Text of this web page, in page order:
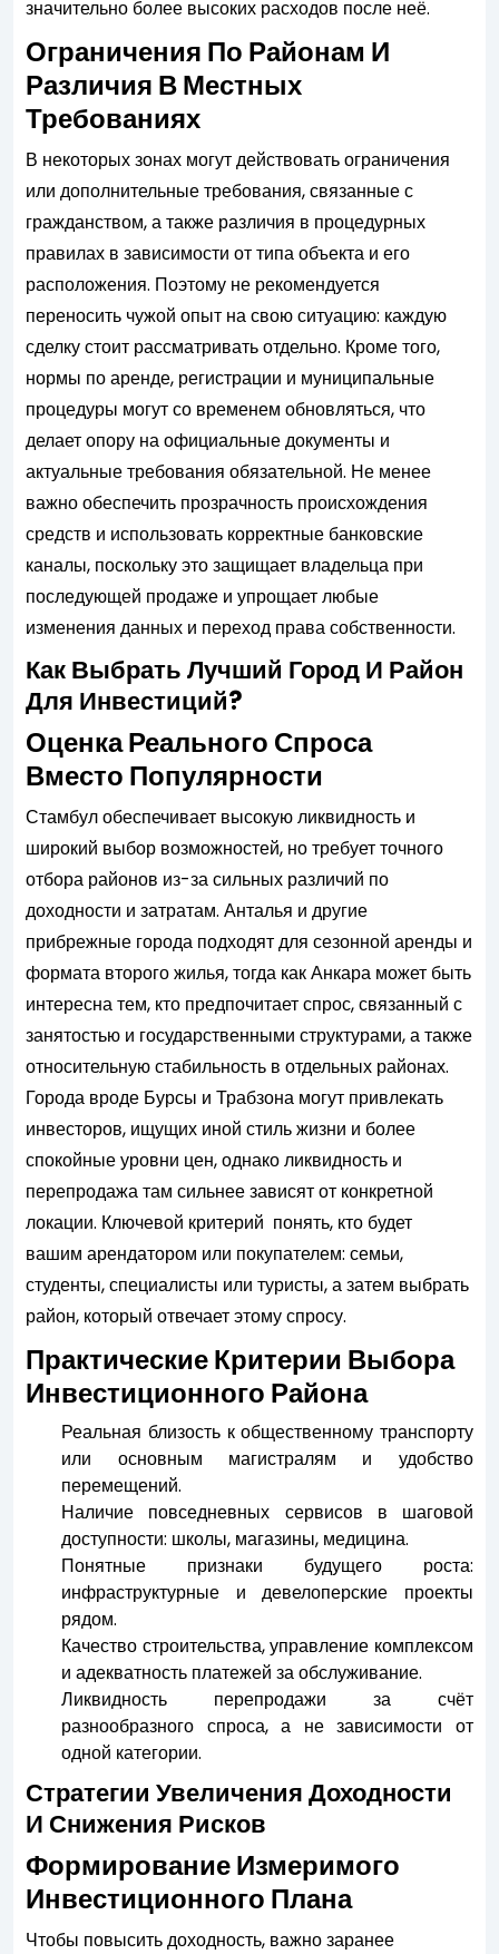
значительно более высоких расходов после неё.
Ограничения По Районам И
Различия В Местных
Требованиях
В некоторых зонах могут действовать ограничения
или дополнительные требования, связанные с
гражданством, а также различия в процедурных
правилах в зависимости от типа объекта и его
расположения. Поэтому не рекомендуется
переносить чужой опыт на свою ситуацию: каждую
сделку стоит рассматривать отдельно. Кроме того,
нормы по аренде, регистрации и муниципальные
процедуры могут со временем обновляться, что
делает опору на официальные документы и
актуальные требования обязательной. Не менее
важно обеспечить прозрачность происхождения
средств и использовать корректные банковские
каналы, поскольку это защищает владельца при
последующей продаже и упрощает любые
изменения данных и переход права собственности.
Как Выбрать Лучший Город И Район
Для Инвестиций?
Оценка Реального Спроса
Вместо Популярности
Стамбул обеспечивает высокую ликвидность и
широкий выбор возможностей, но требует точного
отбора районов из-за сильных различий по
доходности и затратам. Анталья и другие
прибрежные города подходят для сезонной аренды и
формата второго жилья, тогда как Анкара может быть
интересна тем, кто предпочитает спрос, связанный с
занятостью и государственными структурами, а также
относительную стабильность в отдельных районах.
Города вроде Бурсы и Трабзона могут привлекать
инвесторов, ищущих иной стиль жизни и более
спокойные уровни цен, однако ликвидность и
перепродажа там сильнее зависят от конкретной
локации. Ключевой критерий понять, кто будет
вашим арендатором или покупателем: семьи,
студенты, специалисты или туристы, а затем выбрать
район, который отвечает этому спросу.
Практические Критерии Выбора
Инвестиционного Района
Реальная близость к общественному транспорту
или основным магистралям и удобство
перемещений.
Наличие повседневных сервисов в шаговой
доступности: школы, магазины, медицина.
Понятные признаки будущего роста:
инфраструктурные и девелоперские проекты
рядом.
Качество строительства, управление комплексом
и адекватность платежей за обслуживание.
Ликвидность перепродажи за счёт
разнообразного спроса, а не зависимости от
одной категории.
Стратегии Увеличения Доходности
И Снижения Рисков
Формирование Измеримого
Инвестиционного Плана
Чтобы повысить доходность, важно заранее